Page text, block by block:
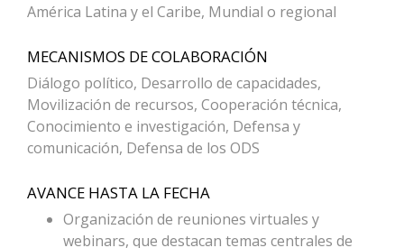
América Latina y el Caribe, Mundial o regional
MECANISMOS DE COLABORACIÓN
Diálogo político, Desarrollo de capacidades,
Movilización de recursos, Cooperación técnica,
Conocimiento e investigación, Defensa y
comunicación, Defensa de los ODS
AVANCE HASTA LA FECHA
Organización de reuniones virtuales y
webinars, que destacan temas centrales de